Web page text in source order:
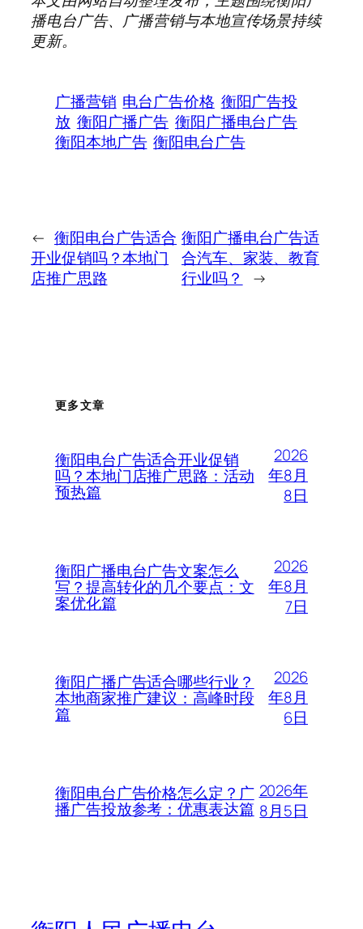
播电台广告、广播营销与本地宣传场景持续
更新。
广播营销 电台广告价格 衡阳广告投
放 衡阳广播广告 衡阳广播电台广告
衡阳本地广告 衡阳电台广告
← 衡阳电台广告适合
开业促销吗？本地门
店推广思路
衡阳广播电台广告适
合汽车、家装、教育
行业吗？
→
更多文章
衡阳电台广告适合开业促销
吗？本地门店推广思路：活动
预热篇
2026
年8月
8日
衡阳广播电台广告文案怎么
写？提高转化的几个要点：文
案优化篇
2026
年8月
7日
衡阳广播广告适合哪些行业？
本地商家推广建议：高峰时段
篇
2026
年8月
6日
衡阳电台广告价格怎么定？广
播广告投放参考：优惠表达篇
2026年
8月5日